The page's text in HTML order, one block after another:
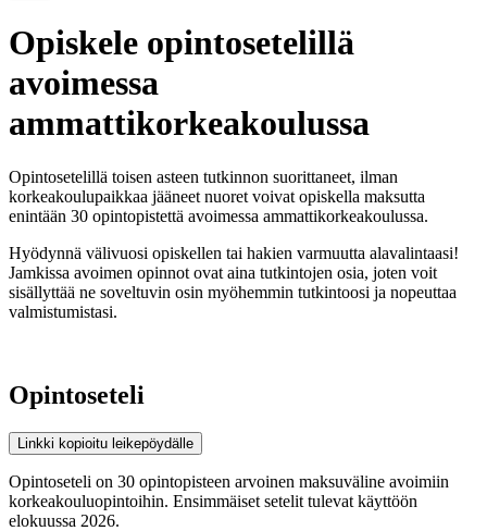
Opiskele opintosetelillä
avoimessa
ammattikorkeakoulussa
Opintosetelillä toisen asteen tutkinnon suorittaneet, ilman
korkeakoulupaikkaa jääneet nuoret voivat opiskella maksutta
enintään 30 opintopistettä avoimessa ammattikorkeakoulussa.
Hyödynnä välivuosi opiskellen tai hakien varmuutta alavalintaasi!
Jamkissa avoimen opinnot ovat aina tutkintojen osia, joten voit
sisällyttää ne soveltuvin osin myöhemmin tutkintoosi ja nopeuttaa
valmistumistasi.
Opintoseteli
Linkki kopioitu leikepöydälle
Opintoseteli on 30 opintopisteen arvoinen maksuväline avoimiin
korkeakouluopintoihin. Ensimmäiset setelit tulevat käyttöön
elokuussa 2026.